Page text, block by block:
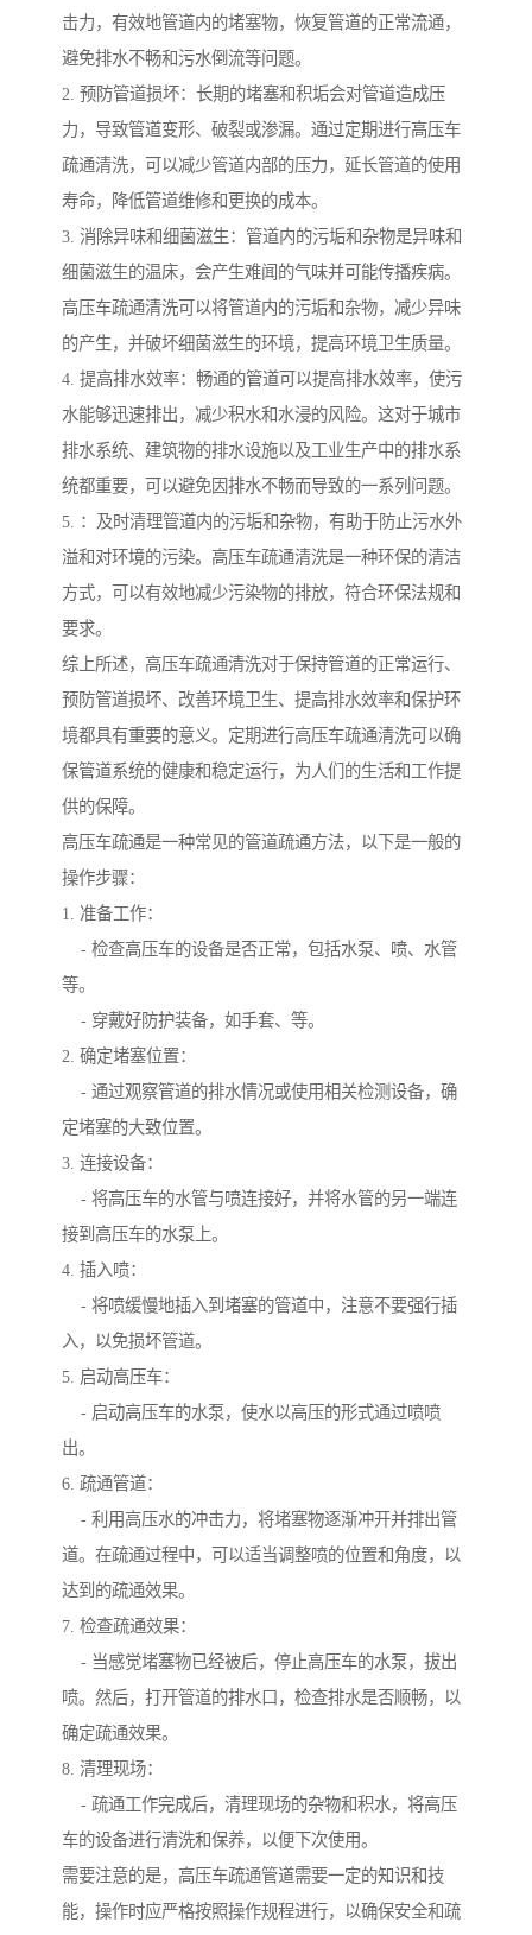
击力，有效地管道内的堵塞物，恢复管道的正常流通，
避免排水不畅和污水倒流等问题。
2. 预防管道损坏：长期的堵塞和积垢会对管道造成压
力，导致管道变形、破裂或渗漏。通过定期进行高压车
疏通清洗，可以减少管道内部的压力，延长管道的使用
寿命，降低管道维修和更换的成本。
3. 消除异味和细菌滋生：管道内的污垢和杂物是异味和
细菌滋生的温床，会产生难闻的气味并可能传播疾病。
高压车疏通清洗可以将管道内的污垢和杂物，减少异味
的产生，并破坏细菌滋生的环境，提高环境卫生质量。
4. 提高排水效率：畅通的管道可以提高排水效率，使污
水能够迅速排出，减少积水和水浸的风险。这对于城市
排水系统、建筑物的排水设施以及工业生产中的排水系
统都重要，可以避免因排水不畅而导致的一系列问题。
5. ：及时清理管道内的污垢和杂物，有助于防止污水外
溢和对环境的污染。高压车疏通清洗是一种环保的清洁
方式，可以有效地减少污染物的排放，符合环保法规和
要求。
综上所述，高压车疏通清洗对于保持管道的正常运行、
预防管道损坏、改善环境卫生、提高排水效率和保护环
境都具有重要的意义。定期进行高压车疏通清洗可以确
保管道系统的健康和稳定运行，为人们的生活和工作提
供的保障。
高压车疏通是一种常见的管道疏通方法，以下是一般的
操作步骤：
1. 准备工作：
- 检查高压车的设备是否正常，包括水泵、喷、水管
等。
- 穿戴好防护装备，如手套、等。
2. 确定堵塞位置：
- 通过观察管道的排水情况或使用相关检测设备，确
定堵塞的大致位置。
3. 连接设备：
- 将高压车的水管与喷连接好，并将水管的另一端连
接到高压车的水泵上。
4. 插入喷：
- 将喷缓慢地插入到堵塞的管道中，注意不要强行插
入，以免损坏管道。
5. 启动高压车：
- 启动高压车的水泵，使水以高压的形式通过喷喷
出。
6. 疏通管道：
- 利用高压水的冲击力，将堵塞物逐渐冲开并排出管
道。在疏通过程中，可以适当调整喷的位置和角度，以
达到的疏通效果。
7. 检查疏通效果：
- 当感觉堵塞物已经被后，停止高压车的水泵，拔出
喷。然后，打开管道的排水口，检查排水是否顺畅，以
确定疏通效果。
8. 清理现场：
- 疏通工作完成后，清理现场的杂物和积水，将高压
车的设备进行清洗和保养，以便下次使用。
需要注意的是，高压车疏通管道需要一定的知识和技
能，操作时应严格按照操作规程进行，以确保安全和疏